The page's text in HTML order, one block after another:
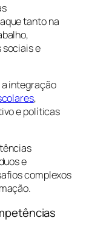
tanto na
e
integração
,
e políticas
e
complexos